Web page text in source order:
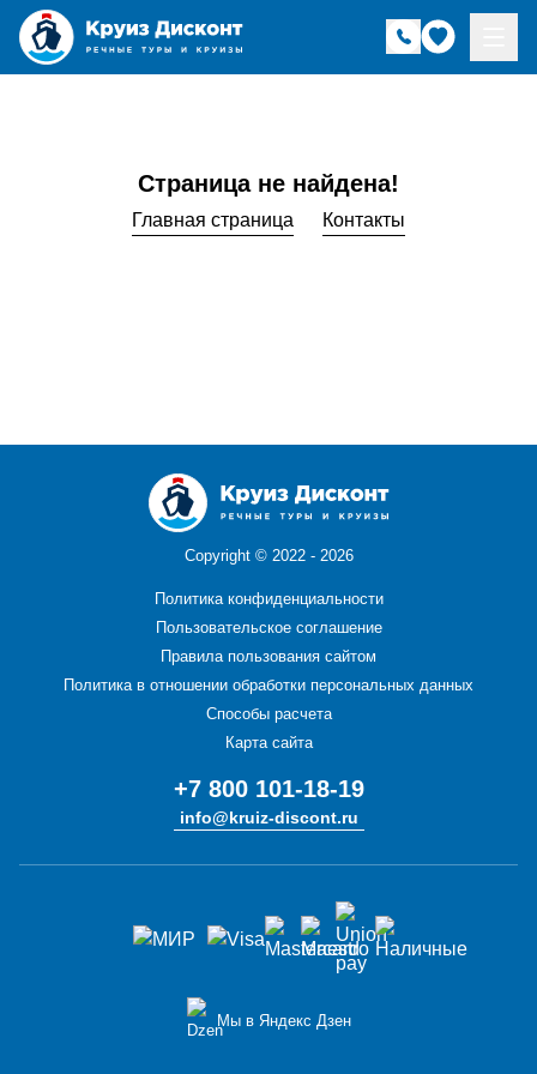
Страница не найдена!
Главная страница Контакты
Copyright © 2022 - 2026
Политика конфиденциальности
Пользовательское соглашение
Правила пользования сайтом
Политика в отношении обработки персональных данных
Способы расчета
Карта сайта
+7 800 101-18-19
info@kruiz-discont.ru
Мы в Яндекс Дзен